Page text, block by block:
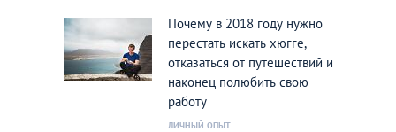
Почему в 2018 году нужно
перестать искать хюгге,
отказаться от путешествий и
наконец полюбить свою
работу
ЛИЧНЫЙ ОПЫТ